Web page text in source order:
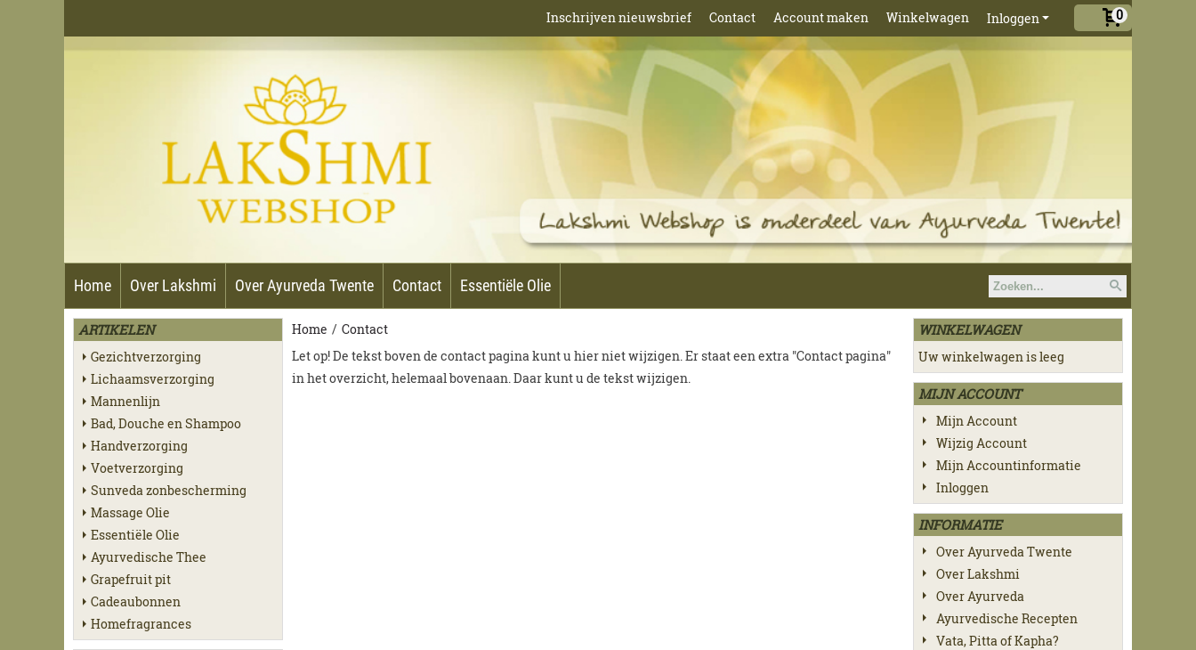
0
Inloggen
Inschrijven nieuwsbrief Contact Account maken Winkelwagen
Home Over Lakshmi Over Ayurveda Twente Contact Essentiële Olie
ARTIKELEN
Gezichtverzorging
Lichaamsverzorging
Mannenlijn
Bad, Douche en Shampoo
Handverzorging
Voetverzorging
Sunveda zonbescherming
Massage Olie
Essentiële Olie
Ayurvedische Thee
Grapefruit pit
Cadeaubonnen
Homefragrances
Home / Contact
Let op! De tekst boven de contact pagina kunt u hier niet wijzigen. Er staat een extra "Contact pagina"
in het overzicht, helemaal bovenaan. Daar kunt u de tekst wijzigen.
WINKELWAGEN
Uw winkelwagen is leeg
MIJN ACCOUNT
Mijn Account
Wijzig Account
Mijn Accountinformatie
Inloggen
INFORMATIE
Over Ayurveda Twente
Over Lakshmi
Over Ayurveda
Ayurvedische Recepten
Vata, Pitta of Kapha?